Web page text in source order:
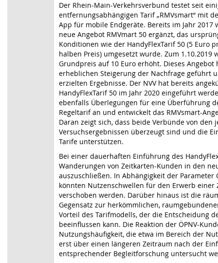
Der Rhein-Main-Verkehrsverbund testet seit
entfernungsabhängigen Tarif „RMVsmart“ mit
App für mobile Endgeräte. Bereits im Jahr 2017
neue Angebot RMVmart 50 ergänzt, das
Konditionen wie der HandyFlexTarif 50 (5 Euro
halben Preis) umgesetzt wurde. Zum 1.10.2019
Grundpreis auf 10 Euro erhöht. Dieses
erheblichen Steigerung der Nachfrage geführt
erzielten Ergebnisse. Der NVV hat bereits
HandyFlexTarif 50 im Jahr 2020 eingeführt
ebenfalls Überlegungen für eine Überführung
Regeltarif an und entwickelt das RMVsmart-
Daran zeigt sich, dass beide Verbünde von den
Versuchsergebnissen überzeugt sind und die
Tarife unterstützen.
Bei einer dauerhaften Einführung des
Wanderungen von Zeitkarten-Kunden in den
auszuschließen. In Abhängigkeit der
könnten Nutzenschwellen für den Erwerb einer
verschoben werden. Darüber hinaus ist die
Gegensatz zur herkömmlichen,
Vorteil des Tarifmodells, der die Entscheidung
beeinflussen kann. Die Reaktion der ÖPNV-
Nutzungshäufigkeit, die etwa im Bereich der
erst über einen längeren Zeitraum nach der
entsprechender Begleitforschung untersucht